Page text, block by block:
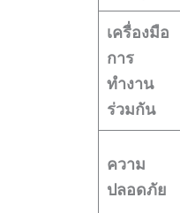
เครื่องมือ
การ
ทำงาน
ร่วมกัน
⁠ความ
ปลอดภัย